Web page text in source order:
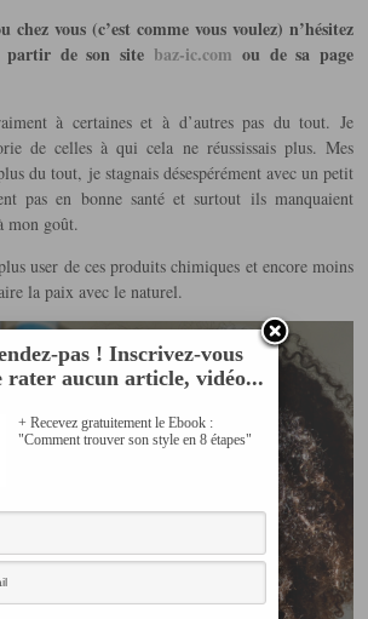
chez vous (c’est comme vous voulez) n’hésitez
de son site baz-ic.com ou de sa page
à certaines et à d’autres pas du tout. Je
de celles à qui cela ne réussissais plus. Mes
du tout, je stagnais désespérément avec un petit
pas en bonne santé et surtout ils manquaient
mon goût.
user de ces produits chimiques et encore moins
la paix avec le naturel.
pas ! Inscrivez-vous
rater aucun article, vidéo...
+ Recevez gratuitement le Ebook :
"Comment trouver son style en 8 étapes"